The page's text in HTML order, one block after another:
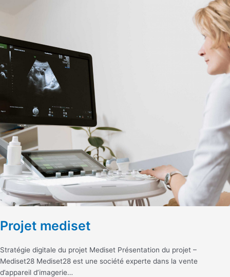
Projet mediset
Stratégie digitale du projet Mediset Présentation du projet –
Mediset28 Mediset28 est une société experte dans la vente
d’appareil d’imagerie…